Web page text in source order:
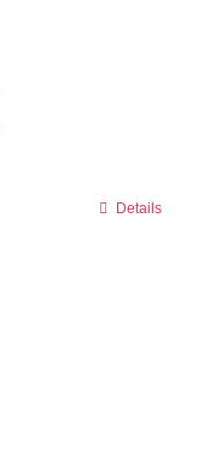
Details